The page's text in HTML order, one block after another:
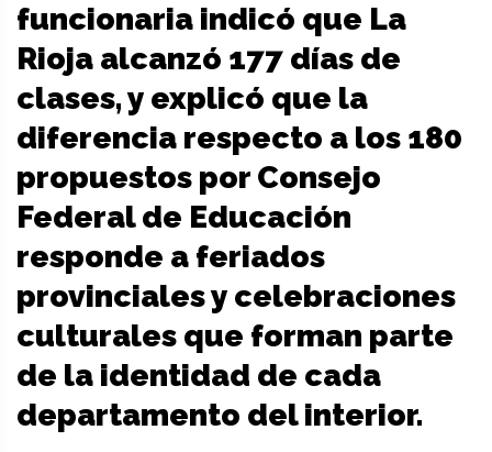
funcionaria indicó que La
Rioja alcanzó 177 días de
clases, y explicó que la
diferencia respecto a los 180
propuestos por Consejo
Federal de Educación
responde a feriados
provinciales y celebraciones
culturales que forman parte
de la identidad de cada
departamento del interior.